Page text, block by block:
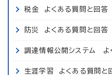
税金 よくある質問と回答
防災 よくある質問と回答
調達情報公開システム よ
生涯学習 よくある質問と